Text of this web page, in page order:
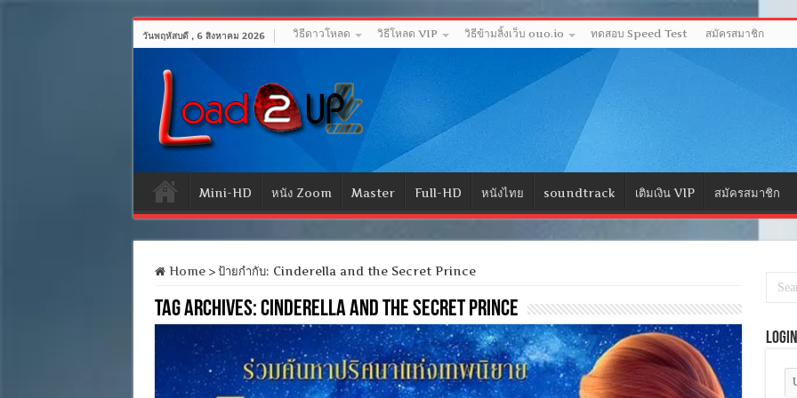
วันพฤหัสบดี , 6 สิงหาคม 2026 วิธีดาวโหลด วิธีโหลด VIP วิธีข้ามลิ้งเว็บ ouo.io ทดสอบ Speed Test สมัครสมาชิก
Mini-HD หนัง Zoom Master Full-HD หนังไทย soundtrack เติมเงิน VIP สมัครสมาชิก
Home > ป้ายกำกับ: Cinderella and the Secret Prince
Tag Archives:Cinderella and the Secret Prince
Login